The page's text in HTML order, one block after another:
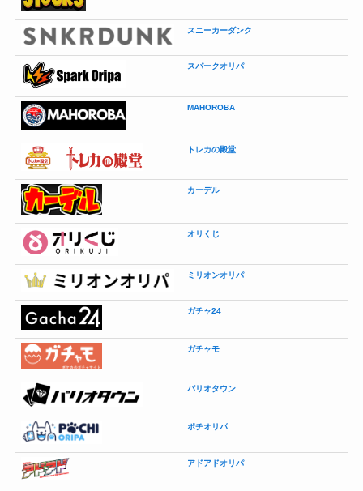
スニーカーダンク
スパークオリパ
MAHOROBA
トレカの殿堂
カーデル
オリくじ
ミリオンオリパ
ガチャ24
ガチャモ
パリオタウン
ポチオリパ
アドアドオリパ